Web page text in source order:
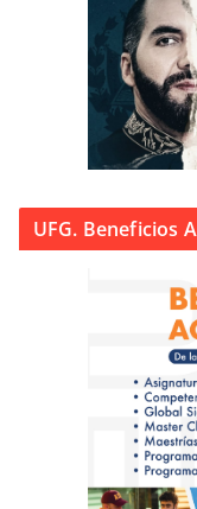
UFG. Beneficios